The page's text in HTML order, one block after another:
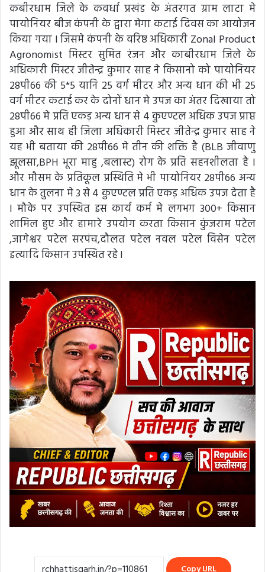
कबीरधाम जिले के कवर्धा प्रखंड के अंतरगत ग्राम लाटा मे
पायोनियर बीज कंपनी के द्वारा मेगा कटाई दिवस का आयोजन
किया गया l जिसमे कंपनी के वरिष्ठ अधिकारी Zonal Product
Agronomist मिस्टर सुमित रंजन और काबीरधाम जिले के
अधिकारी मिस्टर जीतेन्द्र कुमार साह ने किसानो को पायोनियर
28पी66 की 5*5 यानि 25 वर्ग मीटर और अन्य धान की भी 25
वर्ग मीटर कटाई कर के दोनों धान मे उपज का अंतर दिखाया तो
28पी66 मे प्रति एकड़ अन्य धान से 4 क़ुएण्टल अधिक उपज प्राप्त
हुआ और साथ ही जिला अधिकारी मिस्टर जीतेन्द्र कुमार साह ने
यह भी बताया की 28पी66 मे तीन की शक्ति है (BLB जीवाणु
झूलसा,BPH भूरा माहु ,बलास्ट) रोग के प्रति सहनशीलता है l
और मौसम के प्रतिकूल प्रस्थिति मे भी पायोनियर 28पी66 अन्य
धान के तुलना मे 3 से 4 क़ुएण्टल प्रति एकड़ अधिक उपज देता है
l मौके पर उपस्थित इस कार्य कर्म मे लगभग 300+ किसान
शामिल हुए और हामारे उपयोग करता किसान कुंजराम पटेल
,जागेश्वर पटेल सरपंच,दौलत पटेल नवल पटेल विसेन पटेल
इत्यादि किसान उपस्थित रहे l